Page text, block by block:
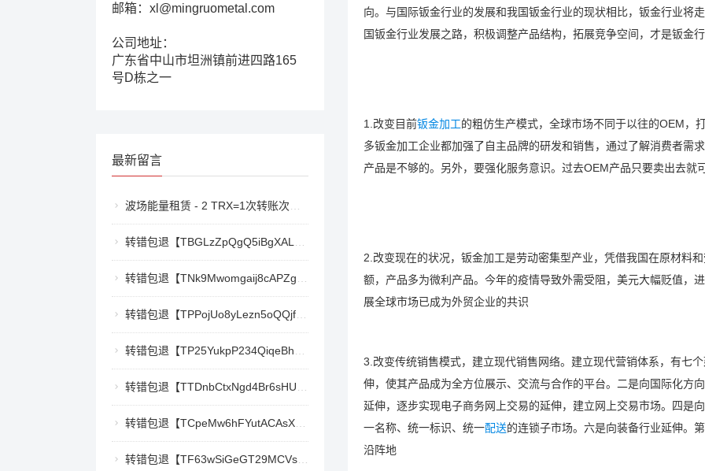
邮箱：xl@mingruometal.com
公司地址：
广东省中山市坦洲镇前进四路165
号D栋之一
最新留言
波场能量租赁 - 2 TRX=1次转账次数 直接节省80%!无视对方有没有U或者是否交易所,低于 2 TRX的都是钓鱼的骗子- 复制地址【THXfhfV6ThhYzt7d8mm4KL3dE5LWBbwb3s】转 2 TRX即可0手续费转账!TG机器人: @jzzTRXbot 官网: https://jzztrx.com
转错包退【TBGLzZpQgQ5iBgXALSFLTY1USFGgDAwdFQ】客服TeleGram:【@TrxEm】
转错包退【TNk9Mwomgaij8cAPZgnkZzR1TrYEkCt3nt】客服TeleGram:【@TrxEm】
转错包退【TPPojUo8yLezn5oQQjffqH2cKTCb9oTm8Y】客服TeleGram:【@TrxEm】
转错包退【TP25YukpP234QiqeBhgnmga3NXXmCSY22R】客服TeleGram:【@TrxEm】
转错包退【TTDnbCtxNgd4Br6sHUJ1qnw1mHQywZfbgD】客服TeleGram:【@TrxEm】
转错包退【TCpeMw6hFYutACAsXkX3UvyCUjec17MoLF】客服TeleGram:【@TrxEm】
转错包退【TF63wSiGeGT29MCVswWQ5eAr6xD9LkQBPm】客服TeleGram:【@TrxEm】
向。与国际钣金行业的发展和我国钣金行业的现状相比，钣金行业将
国钣金行业发展之路，积极调整产品结构，拓展竞争空间，才是钣金
1.改变目前钣金加工的粗仿生产模式，全球市场不同于以往的OEM，
多钣金加工企业都加强了自主品牌的研发和销售，通过了解消费者需
产品是不够的。另外，要强化服务意识。过去OEM产品只要卖出去就
2.改变现在的状况，钣金加工是劳动密集型产业，凭借我国在原材料
额，产品多为微利产品。今年的疫情导致外需受阻，美元大幅贬值，
展全球市场已成为外贸企业的共识
3.改变传统销售模式，建立现代销售网络。建立现代营销体系，有七
伸，使其产品成为全方位展示、交流与合作的平台。二是向国际化方
延伸，逐步实现电子商务网上交易的延伸，建立网上交易市场。四是
一名称、统一标识、统一配送的连锁子市场。六是向装备行业延伸。
沿阵地